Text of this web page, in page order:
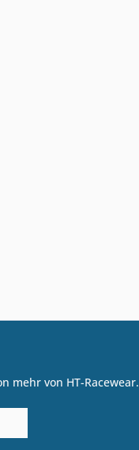
mehr von HT-Racewear.